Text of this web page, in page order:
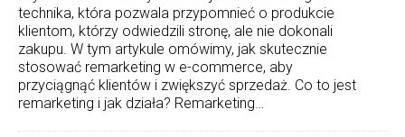
technika, która pozwala przypomnieć o produkcie
klientom, którzy odwiedzili stronę, ale nie dokonali
zakupu. W tym artykule omówimy, jak skutecznie
stosować remarketing w e-commerce, aby
przyciągnąć klientów i zwiększyć sprzedaż. Co to jest
remarketing i jak działa? Remarketing…